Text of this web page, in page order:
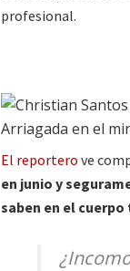
profesional.
El reportero ve
en junio y
saben en el